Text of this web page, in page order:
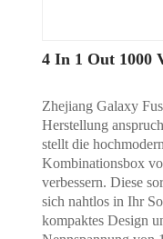
4 In 1 Out 1000
Zhejiang Galaxy
Herstellung
stellt die
Kombinationsbox
verbessern. Diese
sich nahtlos in Ihr
kompaktes Design